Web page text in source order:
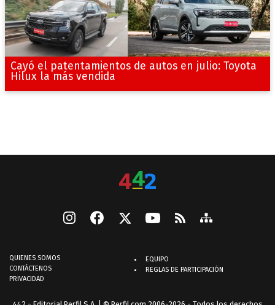
Cayó el patentamientos de autos en julio: Toyota
Hilux la más vendida
QUIENES SOMOS
CONTÁCTENOS
PRIVACIDAD
EQUIPO
REGLAS DE PARTICIPACIÓN